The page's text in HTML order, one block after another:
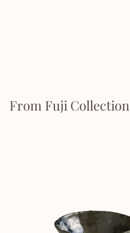
From Fuji Collection